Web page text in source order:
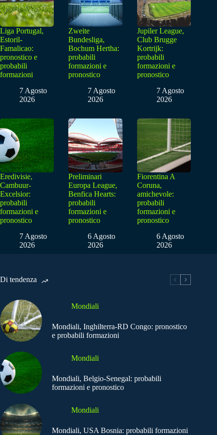
Liga Portugal,
Estoril-
Famalicao:
pronostico e
probabili
formazioni
7 Agosto
2026
Zweite
Bundesliga,
Bochum Hertha:
probabili
formazioni e
pronostico
7 Agosto
2026
Jupiler League,
Club Brugge
Kortrijk:
probabili
formazioni e
pronostico
7 Agosto
2026
Eredivisie,
Cambuur-
Excelsior:
probabili
formazioni e
pronostico
7 Agosto
2026
Preliminari
Europa League,
Benfica Hearts:
probabili
formazioni e
pronostico
6 Agosto
2026
Fiorentina A
Coruna,
amichevole:
probabili
formazioni e
pronostico
6 Agosto
2026
Di tendenza
Mondiali
Mondiali, Inghilterra-RD Congo: pronostico
e probabili formazioni
Mondiali
Mondiali, Belgio-Senegal: probabili
formazioni e pronostico
Mondiali
Mondiali, USA Bosnia: probabili formazioni